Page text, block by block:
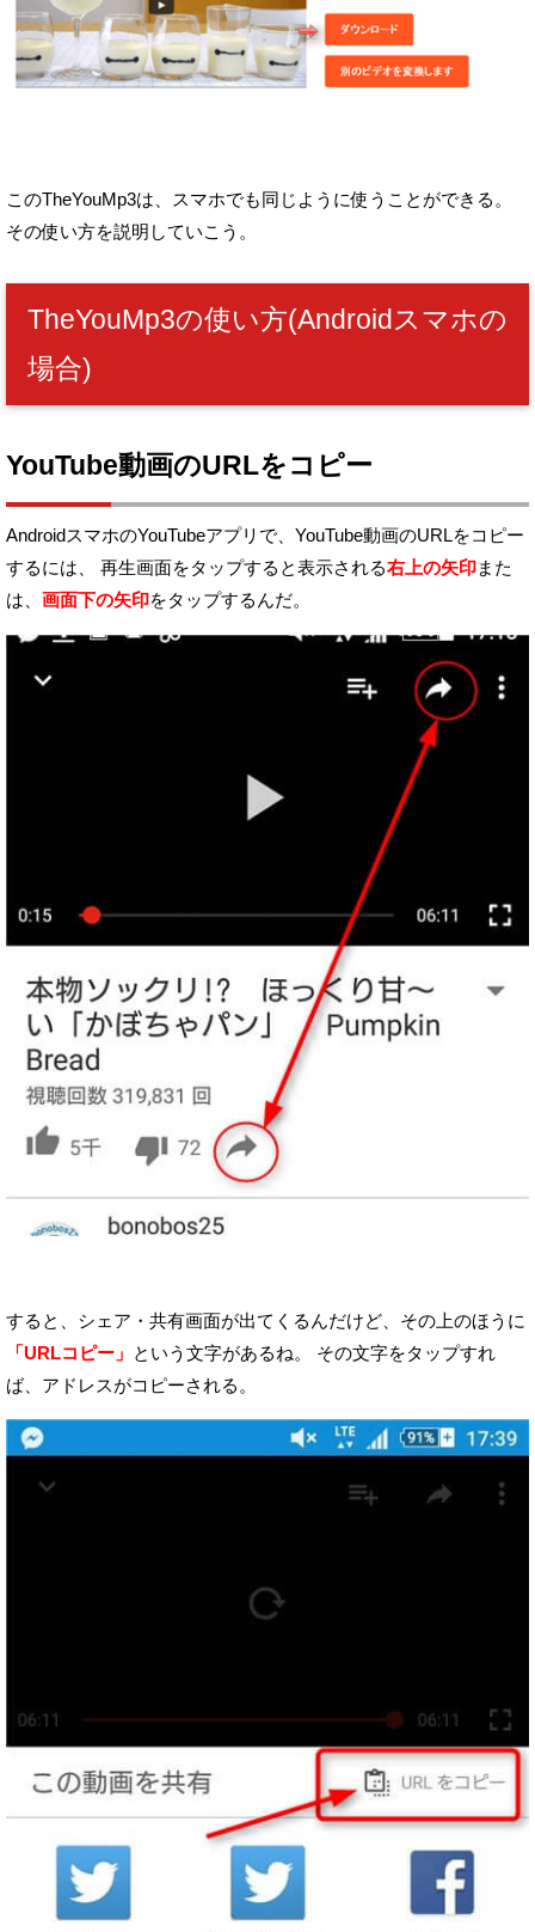
このTheYouMp3は、スマホでも同じように使うことができる。
その使い方を説明していこう。
TheYouMp3の使い方(Androidスマホの
場合)
YouTube動画のURLをコピー
AndroidスマホのYouTubeアプリで、YouTube動画のURLをコピー
するには、
再生画面をタップすると表示される右上の矢印また
は、 画面下の矢印をタップするんだ。
すると、シェア・共有画面が出てくるんだけど、その上のほうに
「URLコピー」 という文字があるね。
その文字をタップすれ
ば、アドレスがコピーされる。